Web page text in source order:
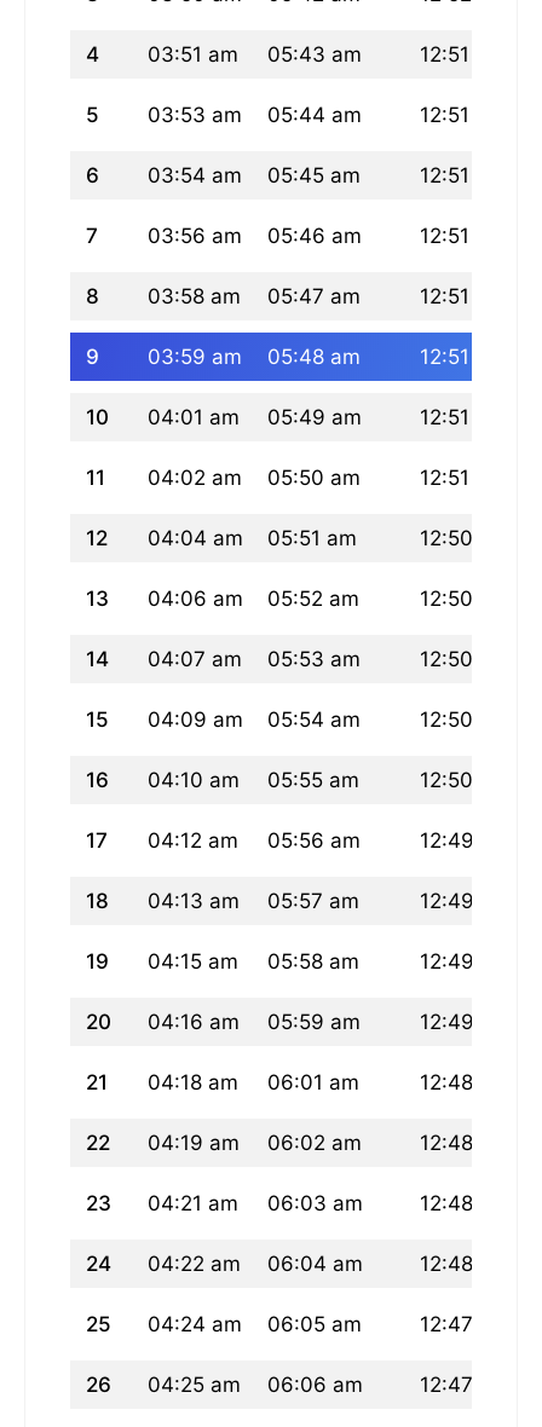
4 03:51 am 05:43 am 12:51 pm
5 03:53 am 05:44 am 12:51 pm
6 03:54 am 05:45 am 12:51 pm
7 03:56 am 05:46 am 12:51 pm
8 03:58 am 05:47 am 12:51 pm
9 03:59 am 05:48 am 12:51 pm
10 04:01 am 05:49 am 12:51 pm
11 04:02 am 05:50 am 12:51 pm
12 04:04 am 05:51 am 12:50 pm
13 04:06 am 05:52 am 12:50 pm
14 04:07 am 05:53 am 12:50 pm
15 04:09 am 05:54 am 12:50 pm
16 04:10 am 05:55 am 12:50 pm
17 04:12 am 05:56 am 12:49 pm
18 04:13 am 05:57 am 12:49 pm
19 04:15 am 05:58 am 12:49 pm
20 04:16 am 05:59 am 12:49 pm
21 04:18 am 06:01 am 12:48 pm
22 04:19 am 06:02 am 12:48 pm
23 04:21 am 06:03 am 12:48 pm
24 04:22 am 06:04 am 12:48 pm
25 04:24 am 06:05 am 12:47 pm
26 04:25 am 06:06 am 12:47 pm